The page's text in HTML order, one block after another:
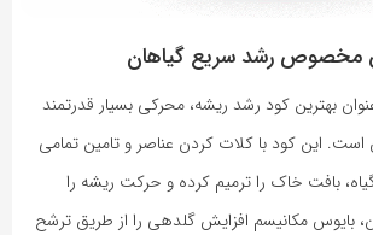
مخصوص رشد سریع گیاهان
بهترین کود رشد ریشه، محرکی بسیار قدرتمند
این کود با کلات کردن عناصر و تامین تمامی
بافت خاک را ترمیم کرده و حرکت ریشه را
بایوس مکانیسم افزایش گلدهی را از طریق ترشح